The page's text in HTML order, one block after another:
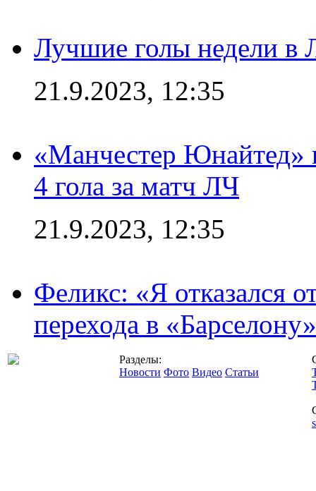
Лучшие голы недели в
21.9.2023, 12:35
«Манчестер Юнайтед»
4 гола за матч ЛЧ
21.9.2023, 12:35
Феликс: «Я отказался
перехода в «Барселону»
Разделы:
Новости Фото Видео Статьи